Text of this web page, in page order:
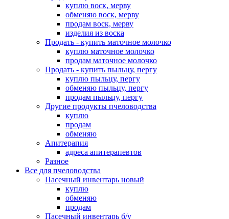
куплю воск, мерву
обменяю воск, мерву
продам воск, мерву
изделия из воска
Продать - купить маточное молочко
куплю маточное молочко
продам маточное молочко
Продать - купить пыльцу, пергу
куплю пыльцу, пергу
обменяю пыльцу, пергу
продам пыльцу, пергу
Другие продукты пчеловодства
куплю
продам
обменяю
Апитерапия
адреса апитерапевтов
Разное
Все для пчеловодства
Пасечный инвентарь новый
куплю
обменяю
продам
Пасечный инвентарь б/у